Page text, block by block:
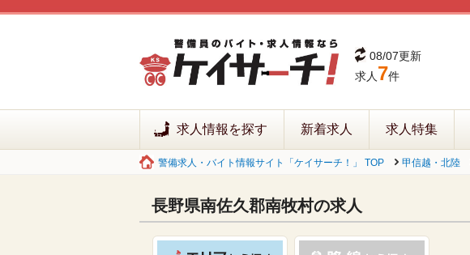
08/07更新
求人 7件
求人情報を探す 新着求人 求人特集
警備求人・バイト情報サイト「ケイサーチ！」 TOP 甲信越・北陸
長野県南佐久郡南牧村の求人